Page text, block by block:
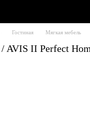
Гостиная Мягкая мебель
AVIS II Perfect